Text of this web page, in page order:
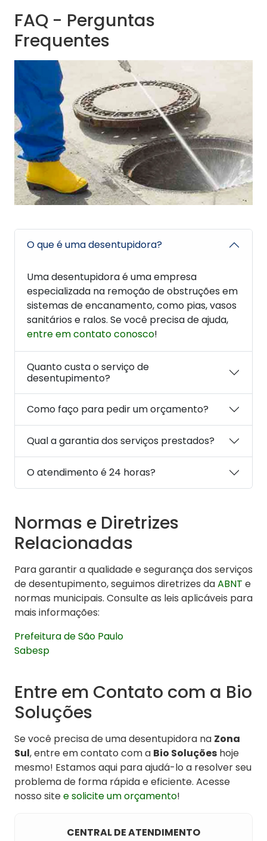
FAQ - Perguntas
Frequentes
O que é uma desentupidora?
Uma desentupidora é uma empresa
especializada na remoção de obstruções em
sistemas de encanamento, como pias, vasos
sanitários e ralos. Se você precisa de ajuda,
entre em contato conosco!
Quanto custa o serviço de
desentupimento?
Como faço para pedir um orçamento?
Qual a garantia dos serviços prestados?
O atendimento é 24 horas?
Normas e Diretrizes
Relacionadas
Para garantir a qualidade e segurança dos serviços
de desentupimento, seguimos diretrizes daABNT e
normas municipais. Consulte as leis aplicáveis para
mais informações:
Prefeitura de São Paulo
Sabesp
Entre em Contato com a Bio
Soluções
Se você precisa de uma desentupidora na Zona
Sul, entre em contato com a Bio Soluções hoje
mesmo! Estamos aqui para ajudá-lo a resolver seu
problema de forma rápida e eficiente. Acesse
nosso sitee solicite um orçamento!
CENTRAL DE ATENDIMENTO